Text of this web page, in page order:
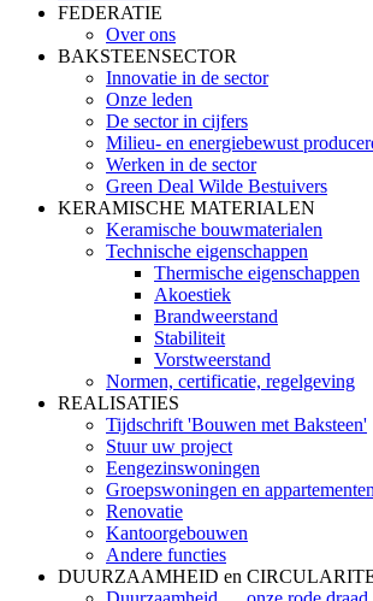
FEDERATIE
Over ons
BAKSTEENSECTOR
Innovatie in de sector
Onze leden
De sector in cijfers
Milieu- en energiebewust
Werken in de sector
Green Deal Wilde Bestuivers
KERAMISCHE MATERIALEN
Keramische bouwmaterialen
Technische eigenschappen
Thermische eigenschappen
Akoestiek
Brandweerstand
Stabiliteit
Vorstweerstand
Normen, certificatie, regelgeving
REALISATIES
Tijdschrift 'Bouwen met Baksteen'
Stuur uw project
Eengezinswoningen
Groepswoningen en
Renovatie
Kantoorgebouwen
Andere functies
DUURZAAMHEID en